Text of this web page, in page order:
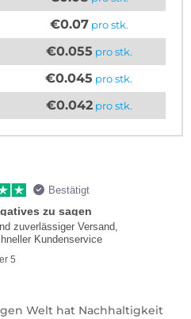
€0.07pro stk.
€0.055 pro stk.
€0.045 pro stk.
€0.042pro stk.
Bestätigt
zu sagen
zuverlässiger Versand,
Kundenservice
5
Welt hat Nachhaltigkeit